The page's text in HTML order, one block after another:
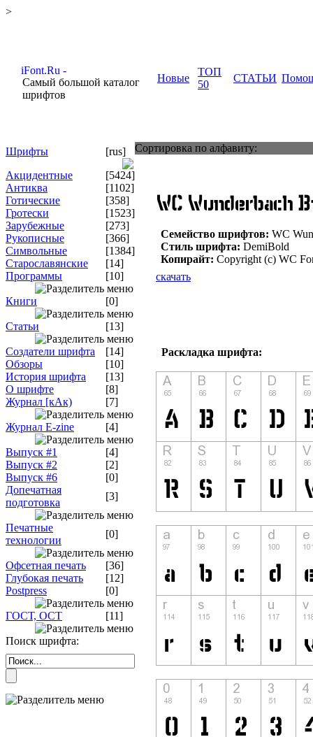
>
Самый большой каталог
шрифтов
Новые
ТОП
50
СТАТЬИ
Шрифты
[rus]
Акцидентные
[5424]
Антиква
[1102]
Готические
[358]
Гротески
[1523]
Зарубежные
[273]
Рукописные
[366]
Символьные
[1384]
Старославянские
[14]
Программы
[10]
Книги [0]
Статьи [13]
Создатели шрифта
[14]
Обзоры
[10]
История шрифта
[13]
О шрифте
[8]
Журнал [кАк)
[7]
Журнал E-zine [4]
Выпуск #1
[4]
Выпуск #2
[2]
Выпуск #6
[0]
Допечатная
подготовка
[3]
Печатные
технологии
[0]
Офсетная печать
[36]
Глубокая печать
[12]
Postpress
[0]
ГОСТ, ОСТ [11]
Поиск шрифта:
Сортировка по алфавиту:
Семейство шрифтов: WC
Стиль шрифта: DemiBold
Копирайт: Copyright (c) WC
скачать
Раскладка шрифта: